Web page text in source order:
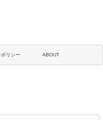
リシー ABOUT